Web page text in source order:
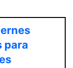
para